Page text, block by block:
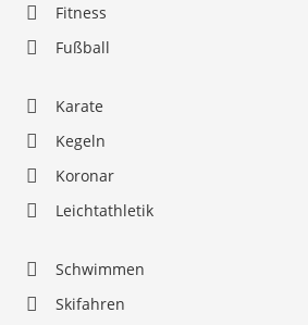
Fitness
Fußball
Karate
Kegeln
Koronar
Leichtathletik
Schwimmen
Skifahren